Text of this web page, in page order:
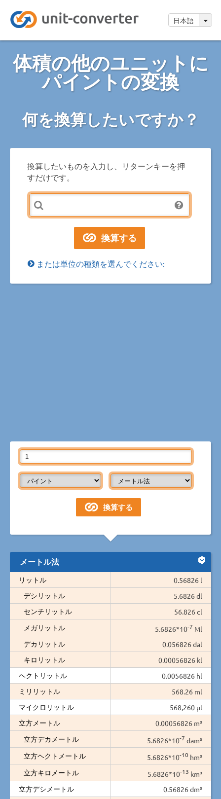
日本語
体積の他のユニットに
パイントの変換
何を換算したいですか？
換算したいものを入力し、リターンキーを押
すだけです。
または単位の種類を選んでください:
メートル法
リットル
0.56826 l
デシリットル
5.6826 dl
センチリットル
56.826 cl
メガリットル
5.6826*10-7 Ml
デカリットル
0.056826 dal
キロリットル
0.00056826 kl
ヘクトリットル
0.0056826 hl
ミリリットル
568.26 ml
マイクロリットル
568,260 µl
立方メートル
0.00056826 m³
立方デカメートル
5.6826*10-7 dam³
立方ヘクトメートル
5.6826*10-10 hm³
立方キロメートル
5.6826*10-13 km³
立方デシメートル
0.56826 dm³